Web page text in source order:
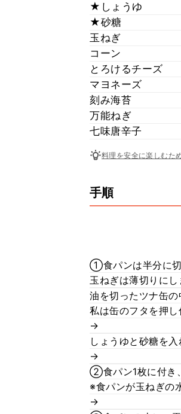
★しょうゆ
★砂糖
玉ねぎ
コーン
とろけるチーズ
マヨネーズ
刻み海苔
万能ねぎ
七味唐辛子
料理を安全に楽しむた
手順
①食パンは半分に切
玉ねぎは薄切りにし
油を切ったツナ缶
私は缶のフタを押し
→
しょうゆと砂糖を入
→
②食パン1枚に付き
※食パンが玉ねぎの
→